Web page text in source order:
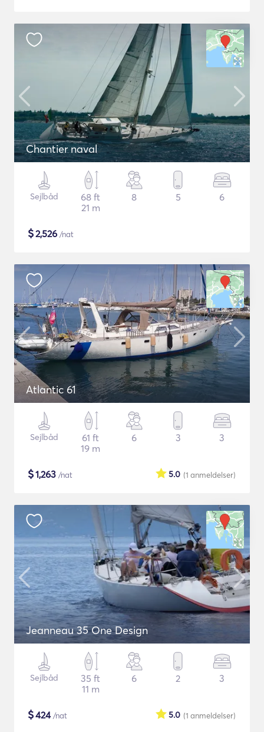
Chantier naval
Sejlbåd
68 ft
21 m
8 5 6
$2,526 /nat
Atlantic 61
Sejlbåd
61 ft
19 m
6 3 3
$1,263 /nat (1 anmeldelser)
5.0
Jeanneau 35 One Design
Sejlbåd
35 ft
11 m
6 2 3
$424/nat (1 anmeldelser)
5.0